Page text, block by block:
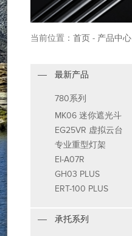
当前位置： 首页 - 产品中心
最新产品
780系列
MK06 迷你遮光斗
EG25VR 虚拟云台
专业重型灯架
EI-A07R
GH03 PLUS
ERT-100 PLUS
承托系列